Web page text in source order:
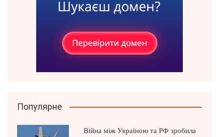
Популярне
Війна між Україною та РФ зробила